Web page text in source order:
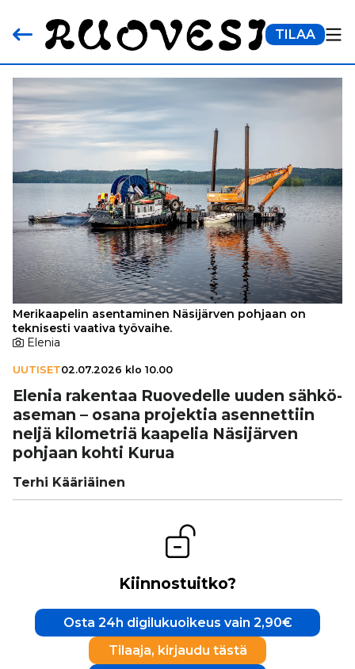
TILAA
Merikaapelin asentaminen Näsijärven pohjaan on
teknisesti vaativa työvaihe.
Elenia
UUTISET02.07.2026 klo 10.00
Elenia rakentaa Ruo­ve­delle uuden säh­kö­
a­se­man – osana projektia asen­net­tiin
neljä kilo­met­riä kaapelia Näsi­jär­ven
pohjaan kohti Kurua
Terhi Kääriäinen
Kiinnostuitko?
Osta 24h digilukuoikeus vain 2,90€
Tilaaja, kirjaudu tästä